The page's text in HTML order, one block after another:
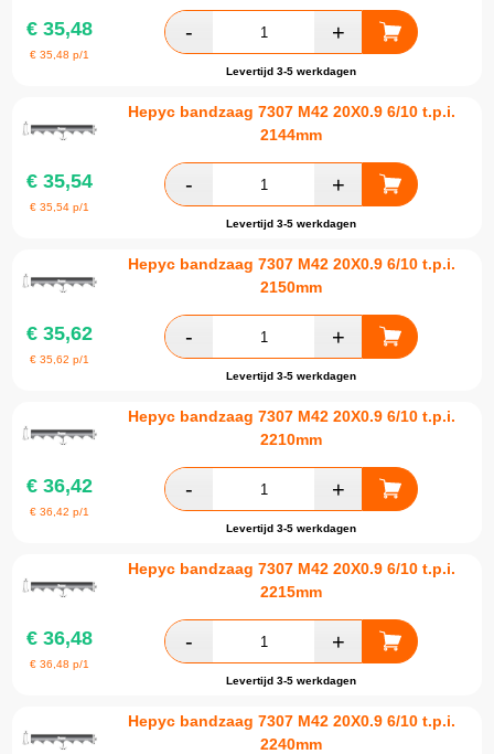
€ 35,48
€35,48 p/1
Levertijd 3-5 werkdagen
Hepyc bandzaag 7307 M42 20X0.9 6/10 t.p.i.
2144mm
€ 35,54
€35,54 p/1
Levertijd 3-5 werkdagen
Hepyc bandzaag 7307 M42 20X0.9 6/10 t.p.i.
2150mm
€ 35,62
€35,62 p/1
Levertijd 3-5 werkdagen
Hepyc bandzaag 7307 M42 20X0.9 6/10 t.p.i.
2210mm
€ 36,42
€36,42 p/1
Levertijd 3-5 werkdagen
Hepyc bandzaag 7307 M42 20X0.9 6/10 t.p.i.
2215mm
€ 36,48
€36,48 p/1
Levertijd 3-5 werkdagen
Hepyc bandzaag 7307 M42 20X0.9 6/10 t.p.i.
2240mm